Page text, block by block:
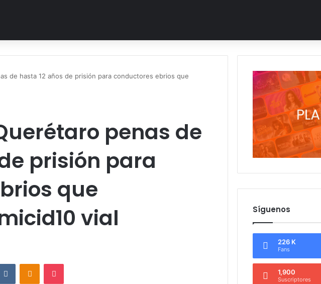
de hasta 12 años de prisión para conductores ebrios que
penas de
prisión para
que
vial
VKontakteOdnoklassniki
Pocket
Síguenos
226 K
Fans
1,900
Suscriptores